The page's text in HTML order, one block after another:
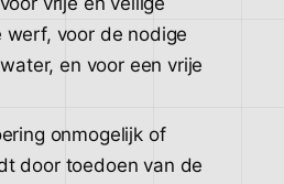
voor de nodige
en voor een vrije
onmogelijk of
door toedoen van de